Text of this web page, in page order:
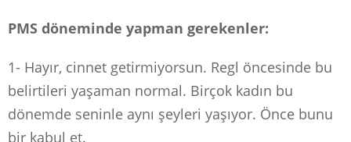
PMS döneminde yapman gerekenler:
1- Hayır, cinnet getirmiyorsun. Regl öncesinde bu
belirtileri yaşaman normal. Birçok kadın bu
dönemde seninle aynı şeyleri yaşıyor. Önce bunu
bir kabul et.